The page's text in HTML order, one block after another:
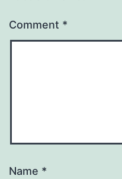
Comment *
Name *